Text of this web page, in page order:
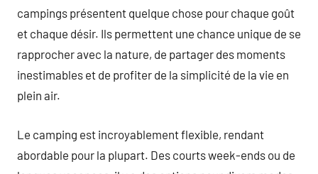
campings présentent quelque chose pour chaque goût
et chaque désir. Ils permettent une chance unique de se
rapprocher avec la nature, de partager des moments
inestimables et de profiter de la simplicité de la vie en
plein air.
Le camping est incroyablement flexible, rendant
abordable pour la plupart. Des courts week-ends ou de